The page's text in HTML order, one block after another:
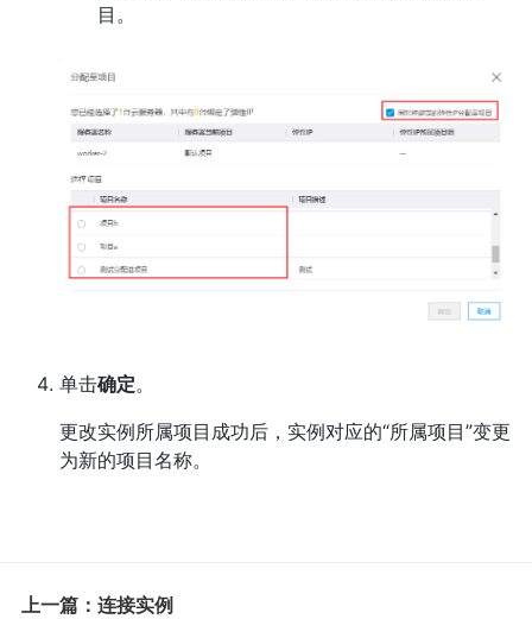
目。
单击确定。
更改实例所属项目成功后，实例对应的“所属项目”变更
为新的项目名称。
上一篇：连接实例